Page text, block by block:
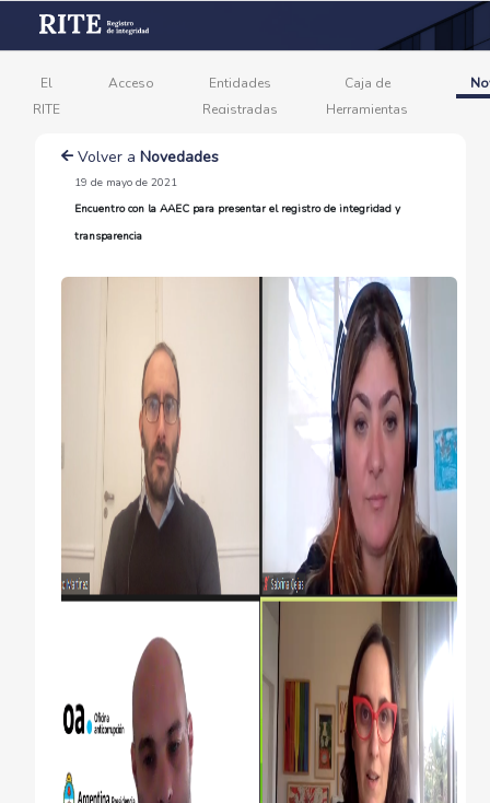
El
RITE
Acceso
Entidades
Registradas
Caja de
Herramientas
Volver a Novedades
19 de mayo de 2021
Encuentro con la AAEC para presentar el registro de integridad y
transparencia